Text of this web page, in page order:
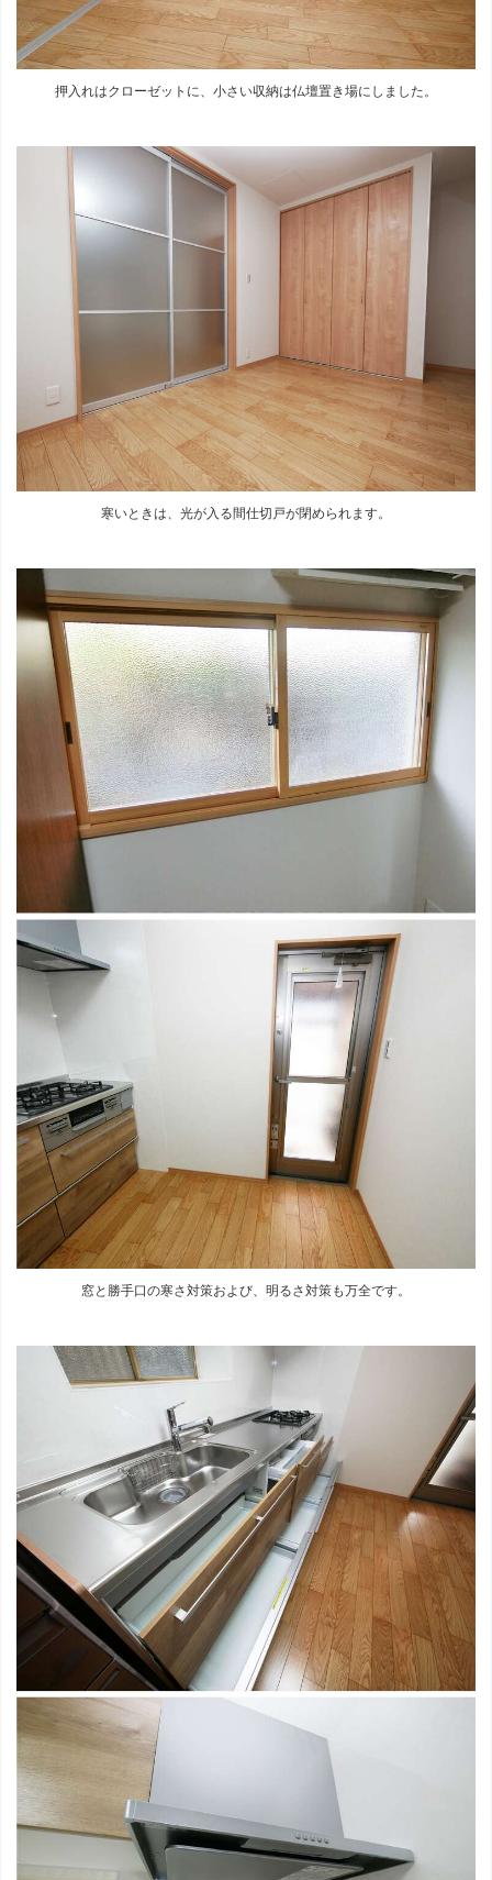
押入れはクローゼットに、小さい収納は仏壇置き場にしました。
寒いときは、光が入る間仕切戸が閉められます。
窓と勝手口の寒さ対策および、明るさ対策も万全です。